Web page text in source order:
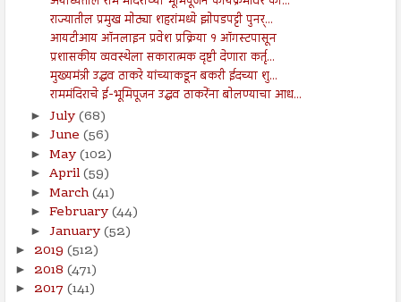
राज्यातील प्रमुख मोठ्या शहरांमध्ये झोपडपट्टी पुनर्...
आयटीआय ऑनलाइन प्रवेश प्रक्रिया १ ऑगस्टपासून
प्रशासकीय व्यवस्थेला सकारात्मक दृष्टी देणारा कर्तृ...
मुख्यमंत्री उद्धव ठाकरे यांच्याकडून बकरी ईदच्या शु...
राममंदिराचे ई-भूमिपूजन उद्धव ठाकरेंना बोलण्याचा आध...
► July(68)
► June (56)
► May(102)
► April(59)
► March(41)
► February(44)
► January(52)
► 2019 (512)
► 2018 (471)
► 2017 (141)